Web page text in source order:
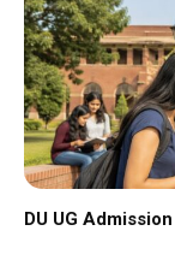
DU UG Admission